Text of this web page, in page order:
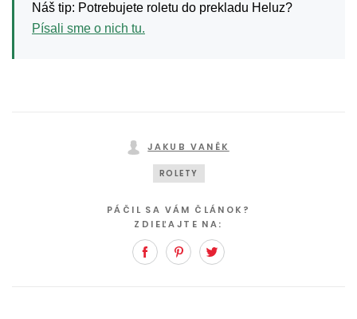
Náš tip: Potrebujete roletu do prekladu Heluz?
Písali sme o nich tu.
JAKUB VANĚK
ROLETY
PÁČIL SA VÁM ČLÁNOK?
ZDIEĽAJTE NA:
FacebookPinterest